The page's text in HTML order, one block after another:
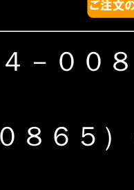
－００
８６５